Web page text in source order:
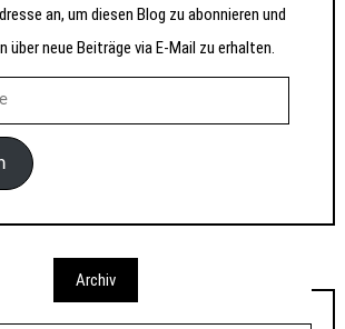
an, um diesen Blog zu abonnieren und
über neue Beiträge via E-Mail zu erhalten.
Archiv